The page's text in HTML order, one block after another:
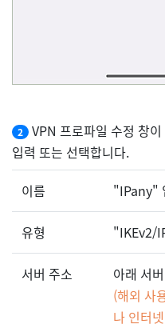
2
VPN 프로파일 수정 창
입력 또는 선택합니다.
이름
"IPany"
유형 "IKEv2/
서버 주소
아래 서
(해외 사
나 인터